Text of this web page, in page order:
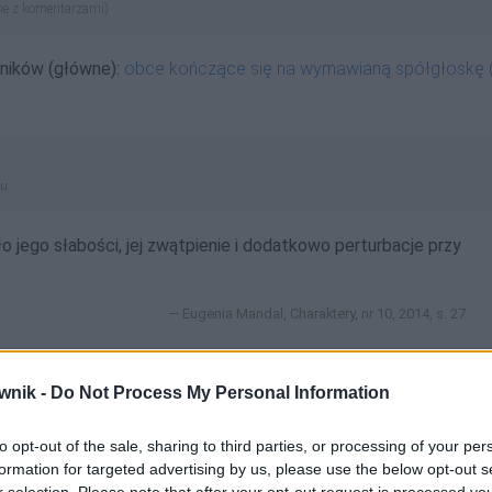
- Do Not Process My Personal Information
opt-out of the sale, sharing to third parties, or processing of your
for targeted advertising by us, please use the below opt-out
z komentarzami)
(główne): obce kończące się na wymawianą spółgłoskę
jego słabości, jej zwątpienie i dodatkowo perturbacje przy
Eugenia Mandal, Charaktery, nr 10, 2014, s. 27